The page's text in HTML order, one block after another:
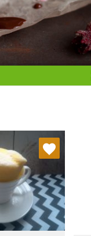
ulubionych
listę: